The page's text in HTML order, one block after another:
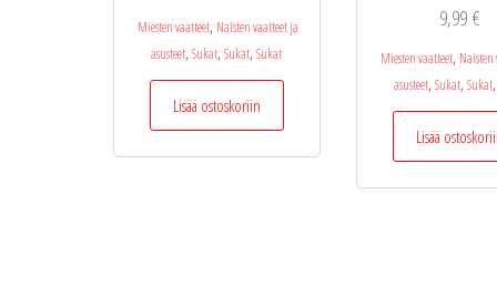
Miesten vaatteet, Naisten vaatteet ja
asusteet, Sukat, Sukat, Sukat
Lisää ostoskoriin
9,99 €
Miesten vaatteet, Naisten
asusteet, Sukat, Sukat,
Lisää